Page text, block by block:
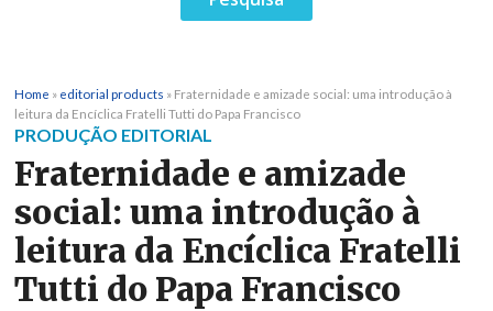
Home » editorial products » Fraternidade e amizade social: uma introdução à
leitura da Encíclica Fratelli Tutti do Papa Francisco
PRODUÇÃO EDITORIAL
Fraternidade e amizade
social: uma introdução à
leitura da Encíclica Fratelli
Tutti do Papa Francisco